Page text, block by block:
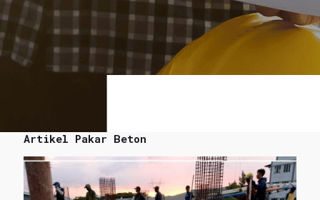
Artikel Pakar Beton